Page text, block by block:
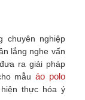
chuyên nghiệp
lắng nghe vấn
ra giải pháp
mẫu áo polo
thực hóa ý